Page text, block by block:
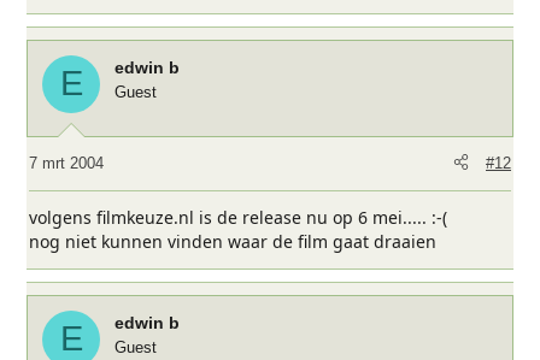
E edwin b
Guest
7 mrt 2004 #12
volgens filmkeuze.nl is de release nu op 6 mei..... :-(
nog niet kunnen vinden waar de film gaat draaien
E edwin b
Guest